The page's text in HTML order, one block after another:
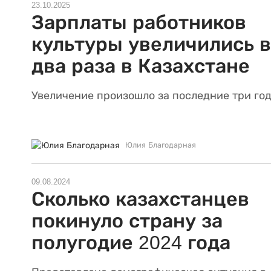
23.10.2025
Зарплаты работников
культуры увеличились в
два раза в Казахстане
Увеличение произошло за последние три
Юлия Благодарная
09.08.2024
Сколько казахстанцев
покинуло страну за
полугодие 2024 года